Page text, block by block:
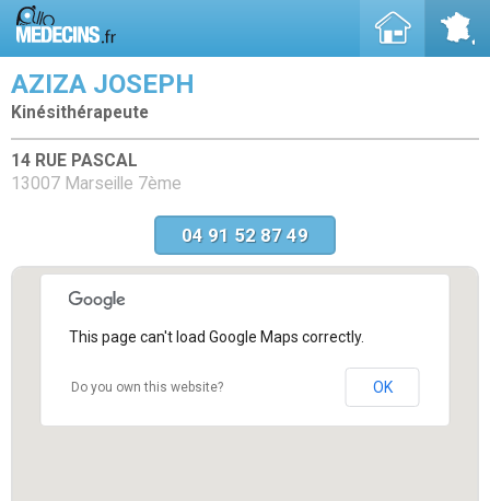
AZIZA JOSEPH
Kinésithérapeute
14 RUE PASCAL
13007 Marseille 7ème
04 91 52 87 49
This page can't load Google Maps correctly.
Do you own this website? OK